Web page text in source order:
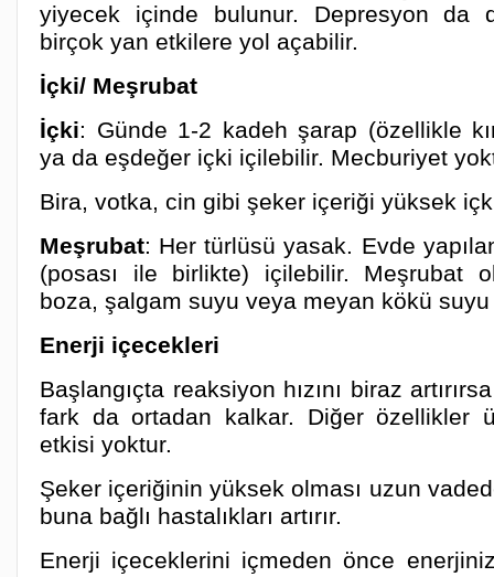
yiyecek içinde bulunur. Depresyon da
birçok yan etkilere yol açabilir.
İçki/ Meşrubat
İçki: Günde 1-2 kadeh şarap (özellikle
ya da eşdeğer içki içilebilir. Mecburiyet
Bira, votka, cin gibi şeker içeriği yüksek
Meşrubat: Her türlüsü yasak. Evde
(posası ile birlikte) içilebilir. Meşrubat
boza, şalgam suyu veya meyan kökü
Enerji içecekleri
Başlangıçta reaksiyon hızını biraz
fark da ortadan kalkar. Diğer özellikler
etkisi yoktur.
Şeker içeriğinin yüksek olması uzun
buna bağlı hastalıkları artırır.
Enerji içeceklerini içmeden önce